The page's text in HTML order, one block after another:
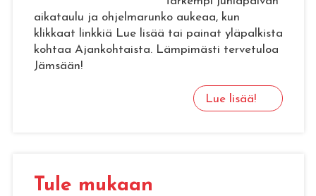
aikataulu ja ohjelmarunko aukeaa, kun
klikkaat linkkiä Lue lisää tai painat yläpalkista
kohtaa Ajankohtaista. Lämpimästi tervetuloa
Jämsään!
Lue lisää!
Tule mu­kaan